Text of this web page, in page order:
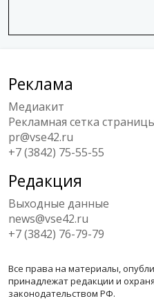
Реклама
Медиакит
Рекламная сетка
pr@vse42.ru
+7 (3842) 75-55-55
Редакция
Выходные данные
news@vse42.ru
+7 (3842) 76-79-79
Все права на материалы,
принадлежат редакции и
законодательством РФ.